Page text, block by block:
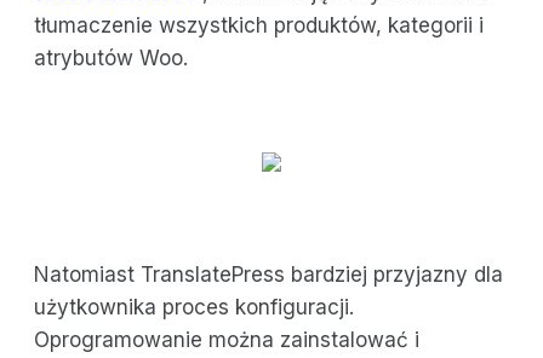
tłumaczenie wszystkich produktów, kategorii i
atrybutów Woo.
Natomiast TranslatePress bardziej przyjazny dla
użytkownika proces konfiguracji.
Oprogramowanie można zainstalować i